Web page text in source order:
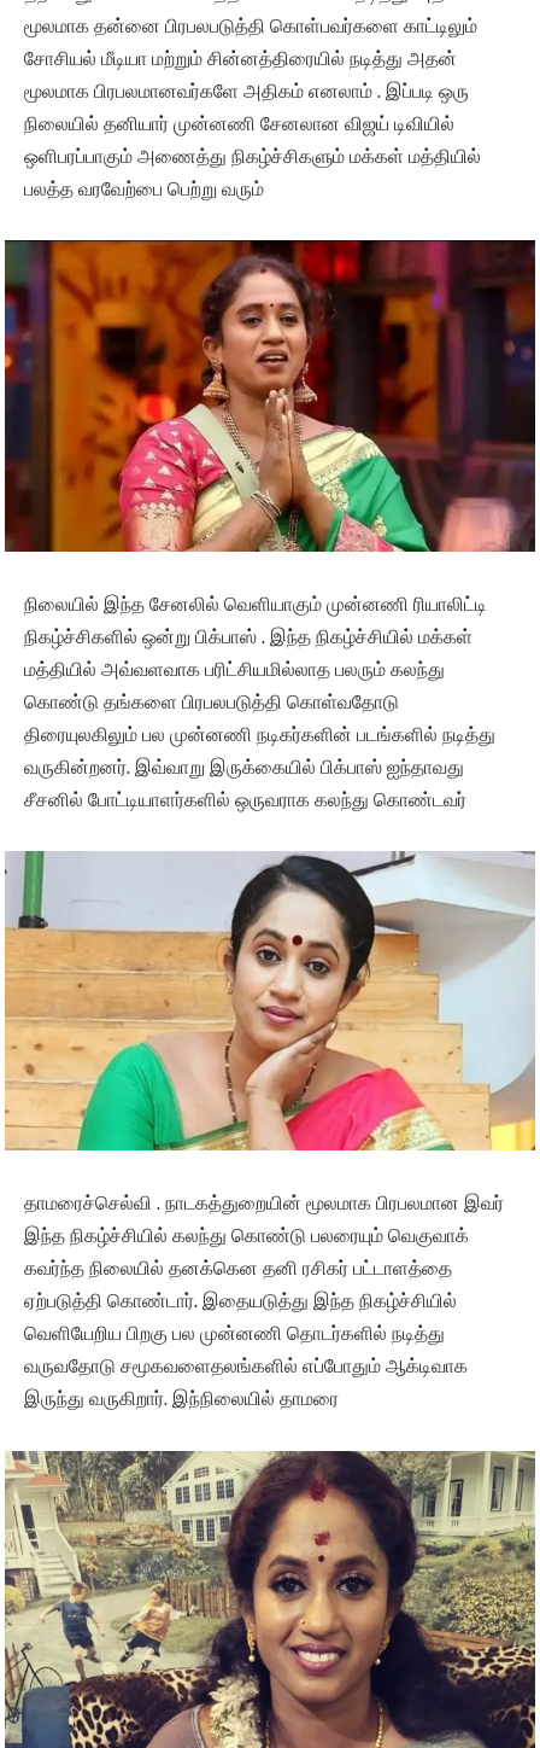
மூலமாக தன்னை பிரபலபடுத்தி கொள்பவர்களை காட்டிலும்
சோசியல் மீடியா மற்றும் சின்னத்திரையில் நடித்து அதன்
மூலமாக பிரபலமானவர்களே அதிகம் எனலாம் . இப்படி ஒரு
நிலையில் தனியார் முன்னணி சேனலான விஜய் டிவியில்
ஒளிபரப்பாகும் அணைத்து நிகழ்ச்சிகளும் மக்கள் மத்தியில்
பலத்த வரவேற்பை பெற்று வரும்
நிலையில் இந்த சேனலில் வெளியாகும் முன்னணி ரியாலிட்டி
நிகழ்ச்சிகளில் ஒன்று பிக்பாஸ் . இந்த நிகழ்ச்சியில் மக்கள்
மத்தியில் அவ்வளவாக பரிட்சியமில்லாத பலரும் கலந்து
கொண்டு தங்களை பிரபலபடுத்தி கொள்வதோடு
திரையுலகிலும் பல முன்னணி நடிகர்களின் படங்களில் நடித்து
வருகின்றனர். இவ்வாறு இருக்கையில் பிக்பாஸ் ஐந்தாவது
சீசனில் போட்டியாளர்களில் ஒருவராக கலந்து கொண்டவர்
தாமரைச்செல்வி . நாடகத்துறையின் மூலமாக பிரபலமான இவர்
இந்த நிகழ்ச்சியில் கலந்து கொண்டு பலரையும் வெகுவாக்
கவர்ந்த நிலையில் தனக்கென தனி ரசிகர் பட்டாளத்தை
ஏற்படுத்தி கொண்டார். இதையடுத்து இந்த நிகழ்ச்சியில்
வெளியேறிய பிறகு பல முன்னணி தொடர்களில் நடித்து
வருவதோடு சமூகவளைதலங்களில் எப்போதும் ஆக்டிவாக
இருந்து வருகிறார். இந்நிலையில் தாமரை